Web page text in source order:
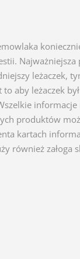
Najważniejsza
leżaczek,
to aby leżaczek
informacje
produktów
kartach
również załoga